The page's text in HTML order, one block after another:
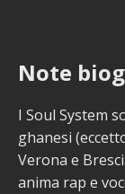
Note
I Soul System
ghanesi
Verona e
anima rap e